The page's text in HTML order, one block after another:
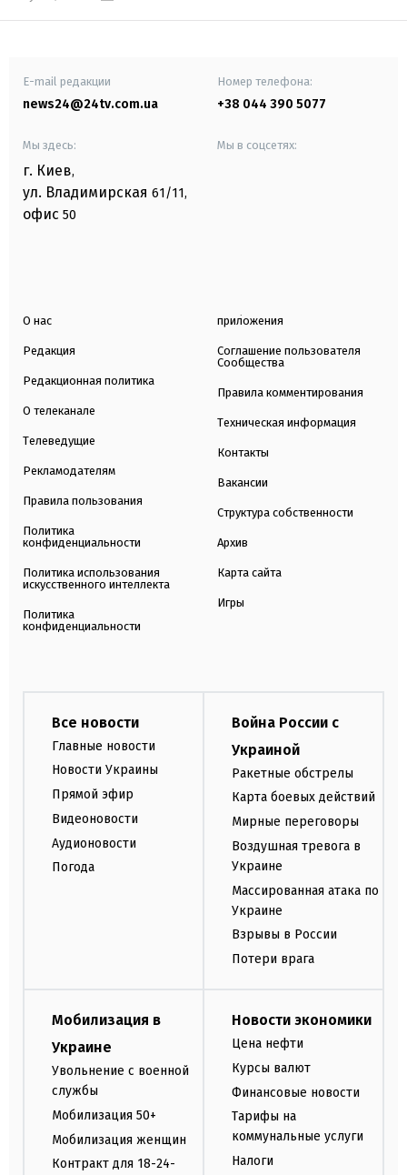
E-mail редакции
news24@24tv.com.ua
Номер телефона:
+38 044 390 5077
Мы здесь:
г. Киев,
ул. Владимирская 61/11,
офис 50
Мы в соцсетях:
О нас
Редакция
Редакционная политика
О телеканале
Телеведущие
Рекламодателям
Правила пользования
Политика
конфиденциальности
Политика использования
искусственного интеллекта
Политика
конфиденциальности
приложения
Соглашение пользователя
Сообщества
Правила комментирования
Техническая информация
Контакты
Вакансии
Структура собственности
Архив
Карта сайта
Игры
Все новости
Главные новости
Новости Украины
Прямой эфир
Видеоновости
Аудионовости
Погода
Война России с
Украиной
Ракетные обстрелы
Карта боевых действий
Мирные переговоры
Воздушная тревога в
Украине
Массированная атака по
Украине
Взрывы в России
Потери врага
Мобилизация в
Украине
Увольнение с военной
службы
Мобилизация 50+
Мобилизация женщин
Контракт для 18-24-
Новости экономики
Цена нефти
Курсы валют
Финансовые новости
Тарифы на
коммунальные услуги
Налоги